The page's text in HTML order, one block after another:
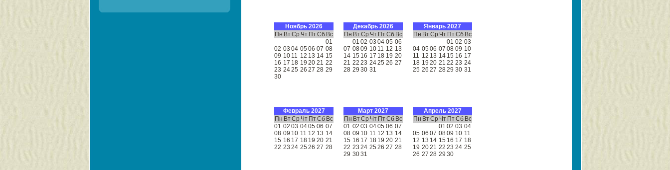
Ноябрь 2026
Пн ВтСр Чт ПтСб Вс
01
02 03 04 05 06 07 08
09 10 11 12 13 14 15
16 17 18 19 20 21 22
23 2425 26 27 28 29
30
Декабрь 2026
Пн ВтСр Чт ПтСб Вс
01 02 03 04 05 06
07 0809 10 11 12 13
14 15 16 17 18 19 20
21 22 23 2425 26 27
28 29 30 31
Январь 2027
Пн ВтСр Чт ПтСб Вс
01 02 03
04 05 06 07 08 09 10
11 12 13 14 15 16 17
18 19 20 21 22 23 24
25 26 27 2829 30 31
Февраль 2027
Пн ВтСр Чт ПтСб Вс
01 02 03 0405 06 07
08 09 10 11 12 13 14
15 16 17 18 19 20 21
22 23 24 25 26 27 28
Март 2027
Пн ВтСр Чт ПтСб Вс
01 02 03 0405 06 07
08 09 10 11 12 13 14
15 16 17 18 19 20 21
22 23 24 25 26 27 28
29 3031
Апрель 2027
Пн ВтСр Чт ПтСб Вс
01 02 03 04
05 06 07 0809 10 11
12 13 14 15 16 17 18
19 2021 22 23 24 25
26 27 28 29 30